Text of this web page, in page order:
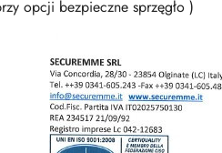
opcji bezpieczne sprzęgło )